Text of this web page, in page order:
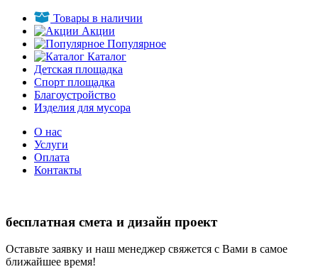
Товары в наличии
Акции
Популярное
Каталог
Детская площадка
Спорт площадка
Благоустройство
Изделия для мусора
О нас
Услуги
Оплата
Контакты
бесплатная смета и дизайн проект
Оставьте заявку и наш менеджер свяжется с Вами в самое
ближайшее время!